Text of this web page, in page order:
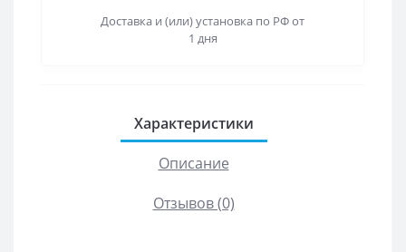
Доставка и (или) установка по РФ от
1 дня
Характеристики
Описание
Отзывов (0)